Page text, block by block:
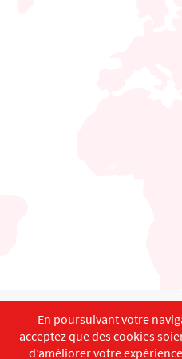
English
Copyright ©ISEC-AdW
En poursuivant votre
acceptez que des cookies
d’améliorer votre